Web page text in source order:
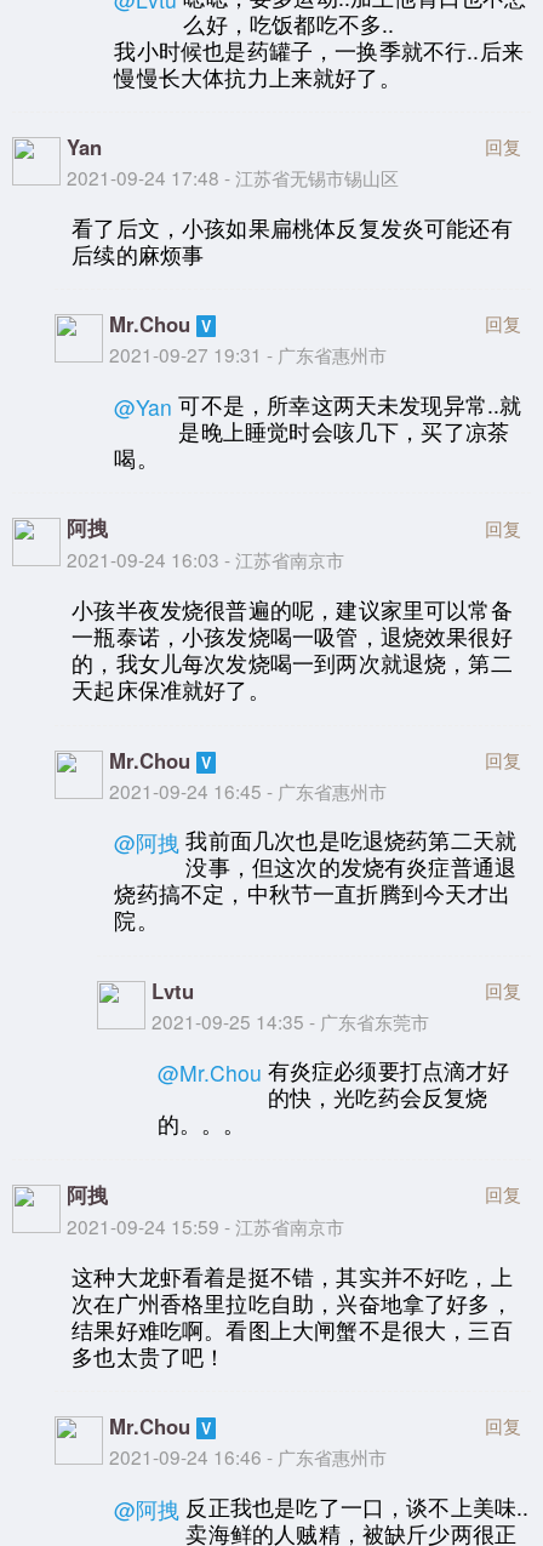
么好，吃饭都吃不多..
我小时候也是药罐子，一换季就不行..后来
慢慢长大体抗力上来就好了。
Yan
2021-09-24 17:48 - 江苏省无锡市锡山区
回复
看了后文，小孩如果扁桃体反复发炎可能还有
后续的麻烦事
Mr.Chou
2021-09-27 19:31 - 广东省惠州市
回复
@Yan 可不是，所幸这两天未发现异常..就
是晚上睡觉时会咳几下，买了凉茶
喝。
阿拽
2021-09-24 16:03 - 江苏省南京市
回复
小孩半夜发烧很普遍的呢，建议家里可以常备
一瓶泰诺，小孩发烧喝一吸管，退烧效果很好
的，我女儿每次发烧喝一到两次就退烧，第二
天起床保准就好了。
Mr.Chou
2021-09-24 16:45 - 广东省惠州市
回复
@阿拽 我前面几次也是吃退烧药第二天就
没事，但这次的发烧有炎症普通退
烧药搞不定，中秋节一直折腾到今天才出
院。
Lvtu
2021-09-25 14:35 - 广东省东莞市
回复
@Mr.Chou 有炎症必须要打点滴才好
的快，光吃药会反复烧
的。。。
阿拽
2021-09-24 15:59 - 江苏省南京市
回复
这种大龙虾看着是挺不错，其实并不好吃，上
次在广州香格里拉吃自助，兴奋地拿了好多，
结果好难吃啊。看图上大闸蟹不是很大，三百
多也太贵了吧！
Mr.Chou
2021-09-24 16:46 - 广东省惠州市
回复
@阿拽 反正我也是吃了一口，谈不上美味..
卖海鲜的人贼精，被缺斤少两很正